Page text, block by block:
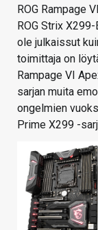
ROG Rampage
ROG Strix
ole julkaissut
toimittaja on
Rampage VI
sarjan muita
ongelmien
Prime X299 -